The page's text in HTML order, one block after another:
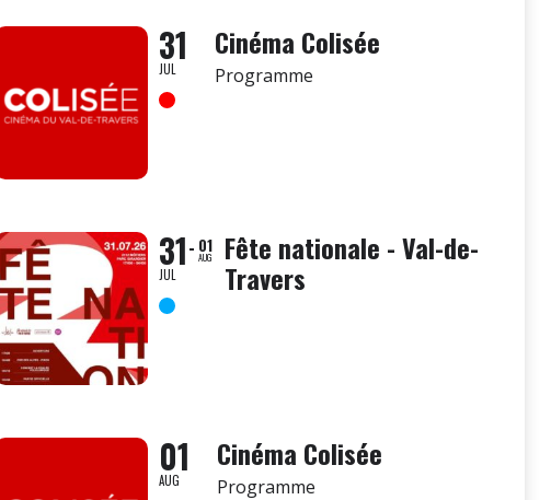
31
JUL
Cinéma Colisée
Programme
31
JUL
01
AUG Fête nationale - Val-de-
Travers
01
AUG
Cinéma Colisée
Programme